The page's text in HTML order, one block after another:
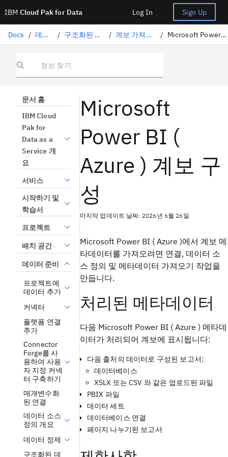
IBM Cloud Pak for Data Log In Sign Up
Docs / 데이터 준비 / 구조화된 데이터 큐레이팅 / 계보 가져오기 지원 커넥터 / Microsoft Power BI ( Azure ) 계보 구성
정보 찾기
문서 홈
IBM Cloud
Pak for
Data as a
Service 개
요
서비스
시작하기 및
학습서
프로젝트
배치 공간
데이터 준비
프로젝트에
데이터 추가
커넥터
플랫폼 연결
추가
Connector
Forge를 사
용하여 사용
자 지정 커넥
터 구축하기
매개변수화
된 연결
데이터 소스
정의 개요
데이터 정제
구조화된 데
Microsoft
Power BI (
Azure ) 계보 구
성
마지막 업데이트 날짜: 2026년 6월 26일
Microsoft Power BI ( Azure )에서 계보 메
타데이터를 가져오려면 연결, 데이터 소
스 정의 및 메타데이터 가져오기 작업을
만듭니다.
처리된 메타데이터
다음 Microsoft Power BI ( Azure ) 메타데
이터가 처리되어 계보에 표시됩니다:
다음 출처의 데이터로 구성된 보고서:
데이터베이스
XSLX 또는 CSV 와 같은 업로드된 파일
PBIX 파일
데이터 세트
데이터베이스 연결
페이지 나누기된 보고서